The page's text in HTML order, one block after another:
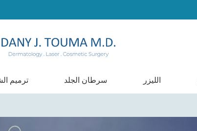
الليزر سرطان الجلد ترميم